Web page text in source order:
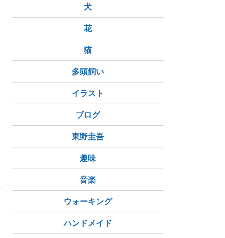
犬
花
猫
多頭飼い
イラスト
ブログ
東野圭吾
趣味
音楽
ウォーキング
ハンドメイド